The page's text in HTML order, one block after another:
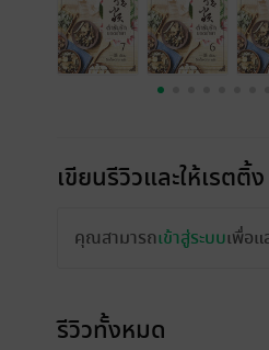
เขียนรีวิวและให้เรตติ้ง
คุณสามารถเข้าสู่ระบบเพื่อ
รีวิวทั้งหมด